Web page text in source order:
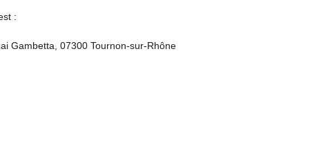
:
Gambetta, 07300 Tournon-sur-Rhône